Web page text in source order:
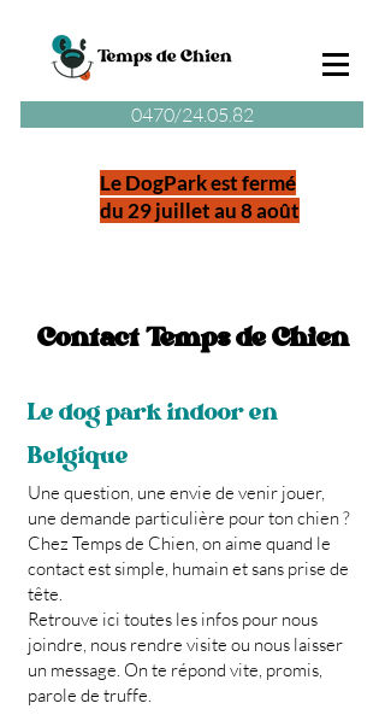
0470/24.05.82
Le DogPark est fermé
du 29 juillet au 8 août
Contact Temps de Chien
Le dog park indoor en
Belgique
Une question, une envie de venir jouer,
une demande particulière pour ton chien ?
Chez Temps de Chien, on aime quand le
contact est simple, humain et sans prise de
tête.
Retrouve ici toutes les infos pour nous
joindre, nous rendre visite ou nous laisser
un message. On te répond vite, promis,
parole de truffe.